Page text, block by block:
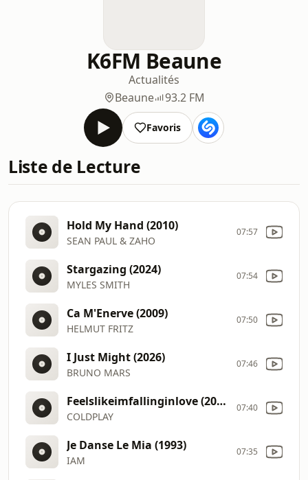
K6FM Beaune
Actualités
Beaune
93.2 FM
Favoris
Liste de Lecture
Hold My Hand (2010)
SEAN PAUL & ZAHO
07:57
Stargazing (2024)
MYLES SMITH
07:54
Ca M'Enerve (2009)
HELMUT FRITZ
07:50
I Just Might (2026)
BRUNO MARS
07:46
Feelslikeimfallinginlove (2024)
COLDPLAY
07:40
Je Danse Le Mia (1993)
IAM
07:35